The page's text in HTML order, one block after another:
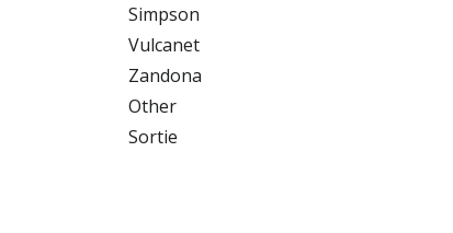
Simpson
Vulcanet
Zandona
Other
Sortie